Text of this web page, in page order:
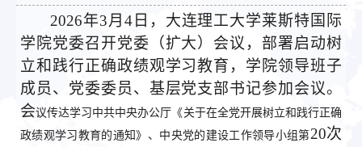
2026年3月4日，大连理工大学莱斯特国际
学院党委召开党委（扩大）会议，部署启动树
立和践行正确政绩观学习教育，学院领导班子
成员、党委委员、基层党支部书记参加会议。
会议传达学习中共中央办公厅《关于在全党开展树立和践行正确
政绩观学习教育的通知》、中央党的建设工作领导小组第 20次